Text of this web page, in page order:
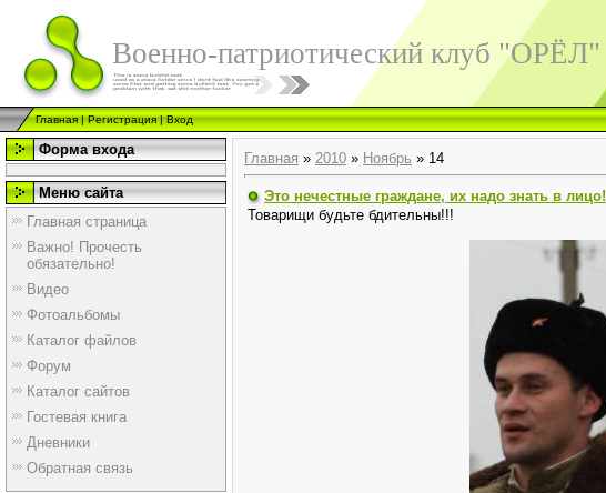
Военно-патриотический клуб "ОРЁЛ"
Главная|Регистрация|Вход
Форма входа
Меню сайта
Главная страница
Важно! Прочесть
обязательно!
Видео
Фотоальбомы
Каталог файлов
Форум
Каталог сайтов
Гостевая книга
Дневники
Обратная связь
Главная » 2010 » Ноябрь » 14
Это нечестные граждане, их надо знать в лицо!
Товарищи будьте бдительны!!!